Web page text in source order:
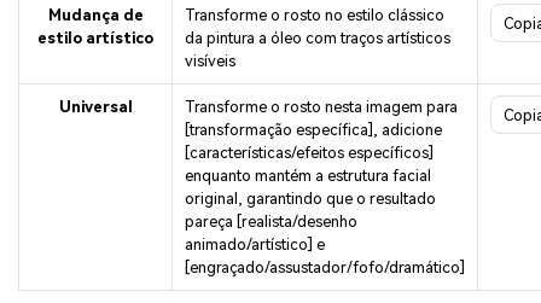
Mudança de
estilo artístico
Transforme o rosto no estilo clássico
da pintura a óleo com traços artísticos
visíveis
Universal
Transforme o rosto nesta imagem para
[transformação específica], adicione
[características/efeitos específicos]
enquanto mantém a estrutura facial
original, garantindo que o resultado
pareça [realista/desenho
animado/artístico] e
[engraçado/assustador/fofo/dramático]